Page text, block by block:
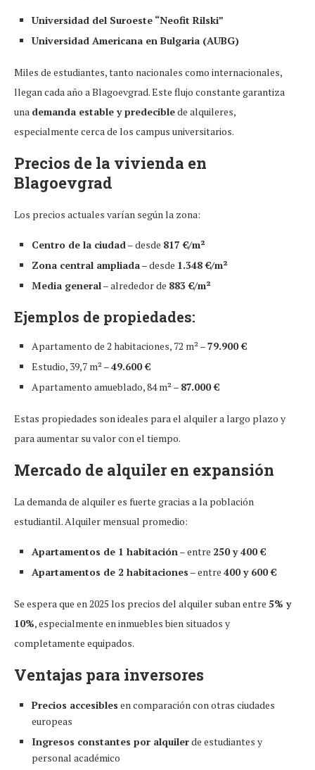
Universidad del Suroeste “Neofit Rilski”
Universidad Americana en Bulgaria (AUBG)
Miles de estudiantes, tanto nacionales como internacionales,
llegan cada año a Blagoevgrad. Este flujo constante garantiza
una demanda estable y predeciblede alquileres,
especialmente cerca de los campus universitarios.
Precios de la vivienda en
Blagoevgrad
Los precios actuales varían según la zona:
Centro de la ciudad– desde 817 €/m²
Zona central ampliada– desde 1.348 €/m²
Media general– alrededor de 883 €/m²
Ejemplos de propiedades:
Apartamento de 2 habitaciones, 72 m² –79.900 €
Estudio, 39,7 m² –49.600 €
Apartamento amueblado, 84 m² – 87.000 €
Estas propiedades son ideales para el alquiler a largo plazo y
para aumentar su valor con el tiempo.
Mercado de alquiler en expansión
La demanda de alquiler es fuerte gracias a la población
estudiantil. Alquiler mensual promedio:
Apartamentos de 1 habitación– entre 250 y 400 €
Apartamentos de 2 habitaciones – entre 400 y 600 €
Se espera que en 2025 los precios del alquiler suban entre 5% y
10%, especialmente en inmuebles bien situados y
completamente equipados.
Ventajas para inversores
Precios accesibles en comparación con otras ciudades
europeas
Ingresos constantes por alquilerde estudiantes y
personal académico